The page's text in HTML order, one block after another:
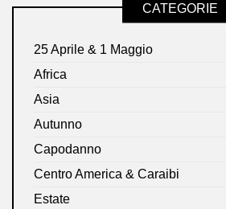
CATEGORIE
25 Aprile & 1 Maggio
Africa
Asia
Autunno
Capodanno
Centro America & Caraibi
Estate